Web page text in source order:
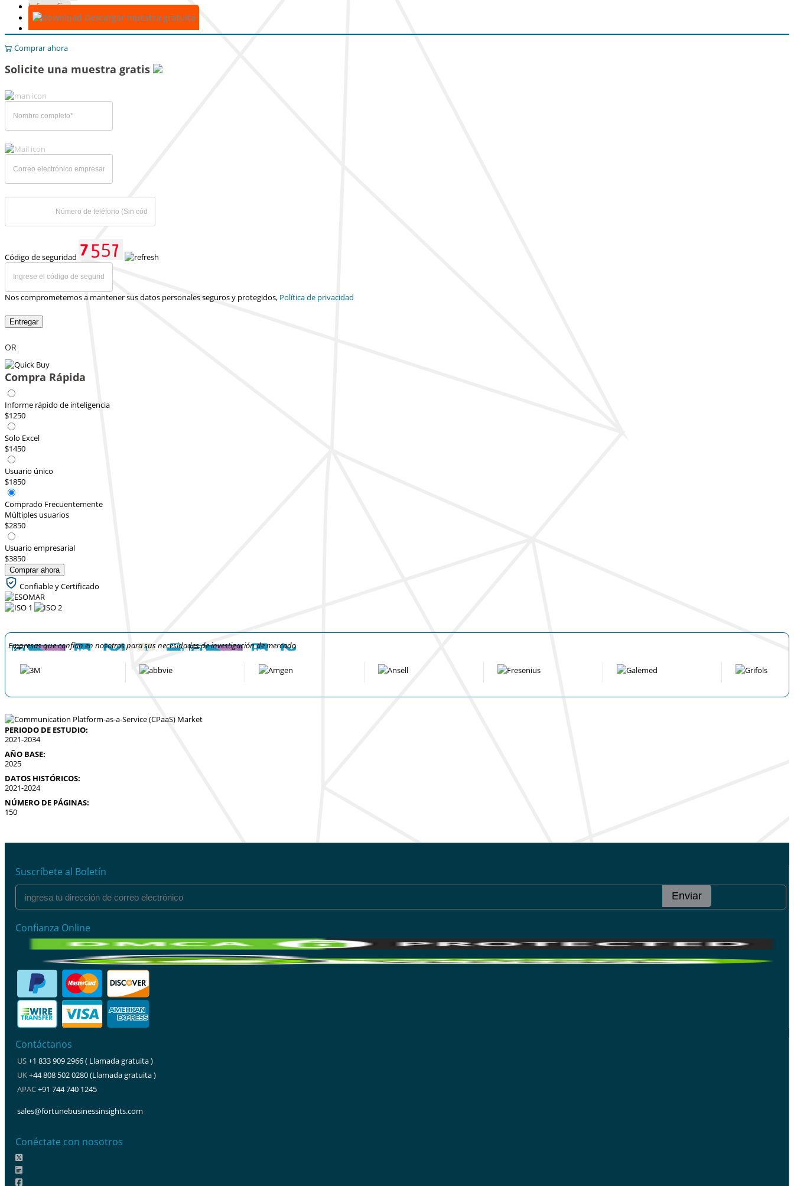
Infografías
Descargar muestra gratuita
Comprar ahora
Solicite una muestra gratis
Código de seguridad
Nos comprometemos a mantener sus datos personales seguros y protegidos, Política de privacidad
Entregar
OR
Compra Rápida
Informe rápido de inteligencia
$1250
Solo Excel
$1450
Usuario único
$1850
Comprado Frecuentemente
Múltiples usuarios
$2850
Usuario empresarial
$3850
Comprar ahora
Confiable y Certificado
Empresas que confían en nosotros para sus necesidades de investigación de mercado
PERIODO DE ESTUDIO:
2021-2034
AÑO BASE:
2025
DATOS HISTÓRICOS:
2021-2024
NÚMERO DE PÁGINAS:
150
Suscríbete al Boletín
Enviar
Confianza Online
Contáctanos
US+1 833 909 2966 ( Llamada gratuita )
UK+44 808 502 0280 (Llamada gratuita )
APAC+91 744 740 1245
sales@fortunebusinessinsights.com
Conéctate con nosotros